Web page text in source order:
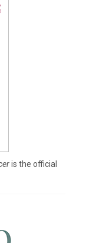
is the official